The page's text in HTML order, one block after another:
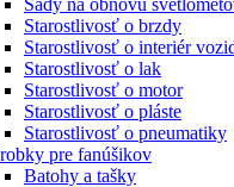
Starostlivosť o brzdy
Starostlivosť o interiér
Starostlivosť o lak
Starostlivosť o motor
Starostlivosť o pláste
Starostlivosť o pneumatiky
pre fanúšikov
Batohy a tašky